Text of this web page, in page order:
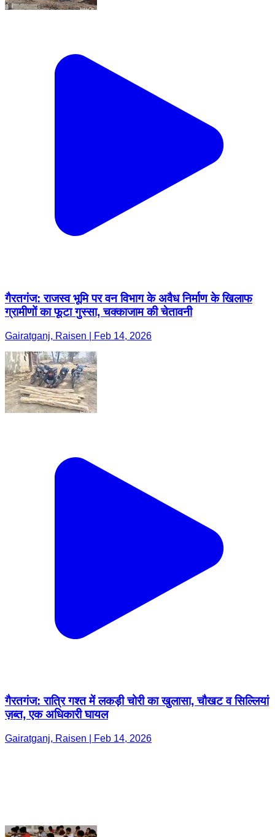
गैरतगंज: राजस्व भूमि पर वन विभाग के अवैध निर्माण के खिलाफ
गैरतगंज: रात्रि गश्त में लकड़ी चोरी का खुलासा, चौखट व सिल्लियां
ज़ब्त, एक अधिकारी घायल